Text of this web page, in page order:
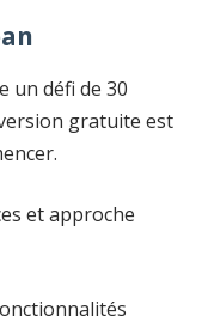
un défi de 30
gratuite est
et approche